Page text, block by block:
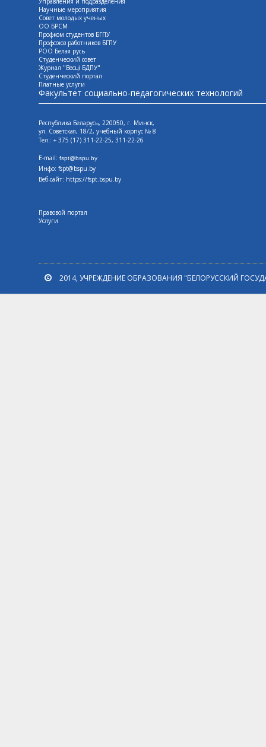
Научные мероприятия
Совет молодых ученых
ОО БРСМ
Профком студентов БГПУ
Профсоюз работников БГПУ
РОО Белая русь
Студенческий совет
Журнал "Весцi БДПУ"
Студенческий портал
Платные услуги
Факультет социально-педагогических технологий
Республика Беларусь, 220050, г. Минск,
ул. Советская, 18/2, учебный корпус № 8
Тел.: + 375 (17) 311-22-25, 311-22-26
E-mail: fspt@bspu.by
Инфо: fspt@bspu.by
Веб-сайт: https://fspt.bspu.by
Правовой портал
Услуги
2014, УЧРЕЖДЕНИЕ ОБРАЗОВАНИЯ "БЕЛОРУССКИЙ